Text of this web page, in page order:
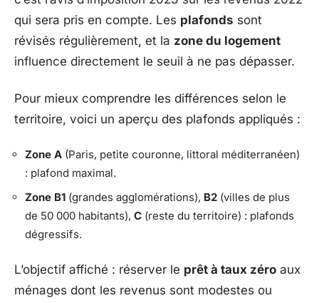
qui sera pris en compte. Les plafonds sont
révisés régulièrement, et la zone du logement
influence directement le seuil à ne pas dépasser.
Pour mieux comprendre les différences selon le
territoire, voici un aperçu des plafonds appliqués :
Zone A (Paris, petite couronne, littoral méditerranéen)
: plafond maximal.
Zone B1 (grandes agglomérations), B2 (villes de plus
de 50 000 habitants), C (reste du territoire) : plafonds
dégressifs.
L’objectif affiché : réserver le prêt à taux zéro aux
ménages dont les revenus sont modestes ou